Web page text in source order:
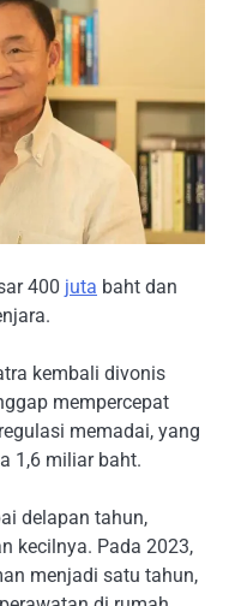
400 juta baht dan
kembali divonis
mempercepat
memadai, yang
1,6 miliar baht.
delapan tahun,
kecilnya. Pada 2023,
menjadi satu tahun,